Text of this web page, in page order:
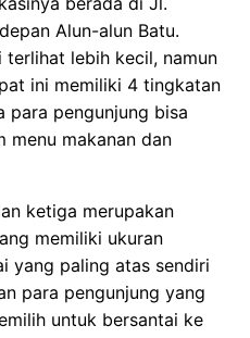
Alun-alun Batu.
terlihat lebih kecil, namun
ini memiliki 4 tingkatan
para pengunjung bisa
menu makanan dan
ketiga merupakan
memiliki ukuran
yang paling atas sendiri
para pengunjung yang
untuk bersantai ke